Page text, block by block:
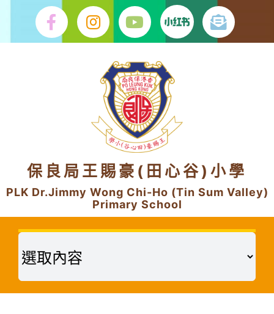
content
保良局王賜豪(田心谷)小學
PLK Dr.Jimmy Wong Chi-Ho (Tin Sum Valley)
Primary School